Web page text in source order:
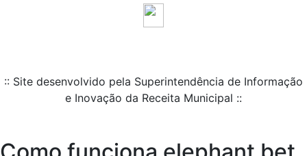
:: Site desenvolvido pela Superintendência de Informação
e Inovação da Receita Municipal ::